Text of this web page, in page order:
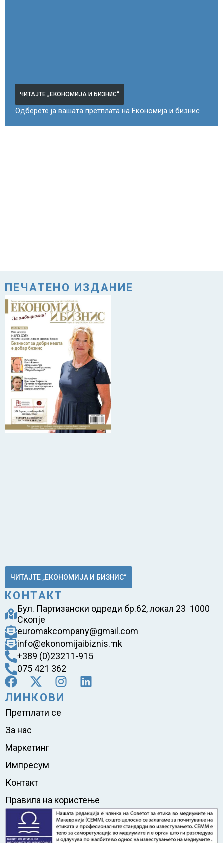
ЧИТАЈТЕ „ЕКОНОМИЈА И БИЗНИС“
Одберете ја вашата претплата на Економија и бизнис
ПЕЧАТЕНО ИЗДАНИЕ
ЧИТАЈТЕ „ЕКОНОМИЈА И БИЗНИС“
КОНТАКТ
Бул. Партизански одреди бр.62, локал 23 1000
Скопје
euromakcompany@gmail.com
info@ekonomijaibiznis.mk
+389 (0)23211-915
075 421 362
ЛИНКОВИ
Претплати се
За нас
Маркетинг
Импресум
Контакт
Правила на користење